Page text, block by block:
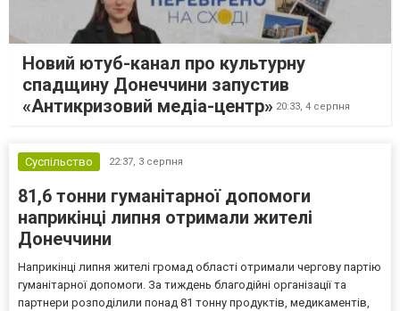
Новий ютуб-канал про культурну
спадщину Донеччини запустив
«Антикризовий медіа-центр» 20:33, 4 серпня
Суспільство 22:37, 3 серпня
81,6 тонни гуманітарної допомоги
наприкінці липня отримали жителі
Донеччини
Наприкінці липня жителі громад області отримали чергову партію
гуманітарної допомоги. За тиждень благодійні організації та
партнери розподілили понад 81 тонну продуктів, медикаментів,